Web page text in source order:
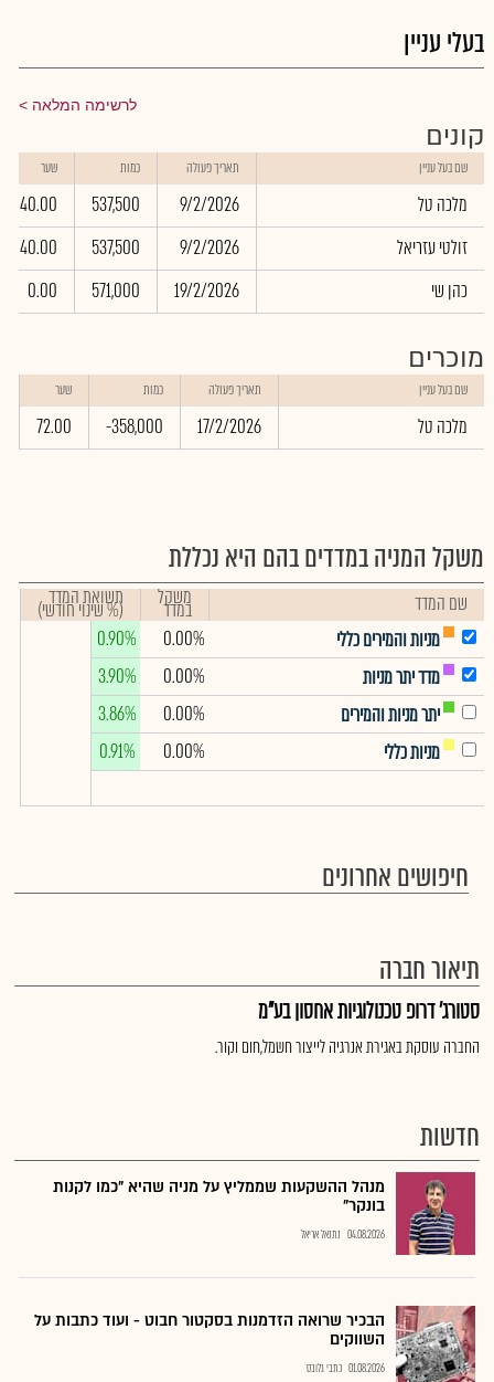
בעלי עניין
לרשימה המלאה
קונים
שם בעל עניין תאריך פעולה כמות שער
מלכה טל 9/2/2026
537,500
40.00
זולטי עזריאל
9/2/2026
537,500
40.00
כהן שי
19/2/2026
571,000
0.00
מוכרים
שם בעל עניין תאריך פעולה כמות שער
מלכה טל 17/2/2026
-358,000
72.00
משקל המניה במדדים בהם היא נכללת
שם המדד משקל
במדד תשואת המדד
(% שינוי חודשי)
מניות והמירים כללי
0.00%
0.90%
מדד יתר מניות
0.00%
3.90%
יתר מניות והמירים
0.00%
3.86%
מניות כללי
0.00%
0.91%
חיפושים אחרונים
תיאור חברה
סטורג' דרופ טכנולוגיות אחסון בע"מ
החברה עוסקת באגירת אנרגיה לייצור חשמל,חום וקור.
חדשות
מנהל ההשקעות שממליץ על מניה שהיא "כמו לקנות
בונקר"
04.08.2026 נתנאל אריאל
הבכיר שרואה הזדמנות בסקטור חבוט - ועוד כתבות על
השווקים
01.08.2026 כתבי גלובס